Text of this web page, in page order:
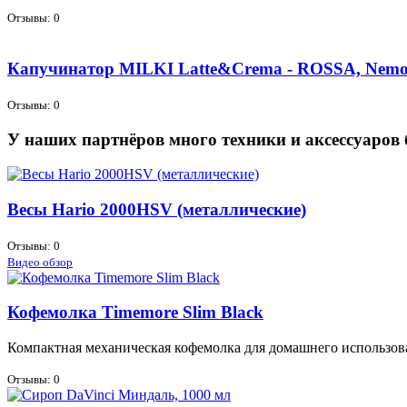
Отзывы: 0
Капучинатор MILKI Latte&Crema - ROSSA,
Отзывы: 0
У наших партнёров много техники и аксессуаров
Весы Hario 2000HSV (металлические)
Отзывы: 0
Видео обзор
Кофемолка Timemore Slim Black
Ком­пакт­ная ме­ха­ни­че­ская ко­фе­мол­ка для до­маш­не­го
Отзывы: 0